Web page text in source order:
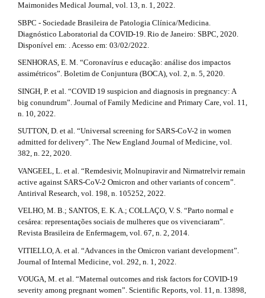
Maimonides Medical Journal, vol. 13, n. 1, 2022.
SBPC - Sociedade Brasileira de Patologia Clínica/Medicina.
Diagnóstico Laboratorial da COVID-19. Rio de Janeiro: SBPC, 2020.
Disponível em: . Acesso em: 03/02/2022.
SENHORAS, E. M. “Coronavírus e educação: análise dos impactos
assimétricos”. Boletim de Conjuntura (BOCA), vol. 2, n. 5, 2020.
SINGH, P. et al. “COVID 19 suspicion and diagnosis in pregnancy: A
big conundrum”. Journal of Family Medicine and Primary Care, vol. 11,
n. 10, 2022.
SUTTON, D. et al. “Universal screening for SARS-CoV-2 in women
admitted for delivery”. The New England Journal of Medicine, vol.
382, n. 22, 2020.
VANGEEL, L. et al. “Remdesivir, Molnupiravir and Nirmatrelvir remain
active against SARS-CoV-2 Omicron and other variants of concern”.
Antirival Research, vol. 198, n. 105252, 2022.
VELHO, M. B.; SANTOS, E. K. A.; COLLAÇO, V. S. “Parto normal e
cesárea: representações sociais de mulheres que os vivenciaram”.
Revista Brasileira de Enfermagem, vol. 67, n. 2, 2014.
VITIELLO, A. et al. “Advances in the Omicron variant development”.
Journal of Internal Medicine, vol. 292, n. 1, 2022.
VOUGA, M. et al. “Maternal outcomes and risk factors for COVID-19
severity among pregnant women”. Scientific Reports, vol. 11, n. 13898,